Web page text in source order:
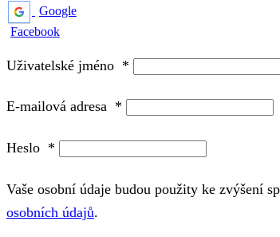
Google
Facebook
Uživatelské jméno *
E-mailová adresa *
Heslo *
Vaše osobní údaje budou použity ke zvýšení
osobních údajů.